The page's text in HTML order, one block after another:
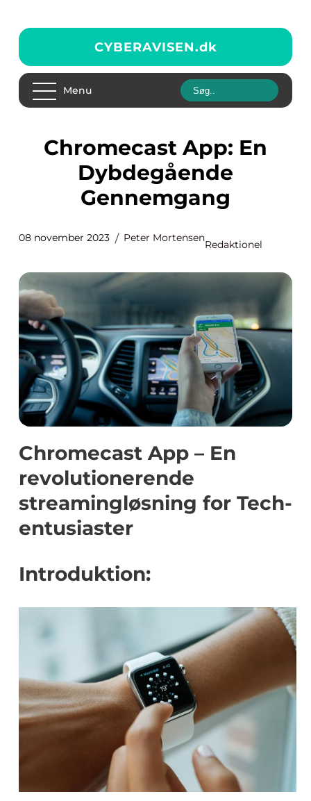
CYBERAVISEN.dk
Menu
Chromecast App: En
Dybdegående
Gennemgang
08 november 2023 Peter Mortensen
Redaktionel
Chromecast App – En
revolutionerende
streamingløsning for Tech-
entusiaster
Introduktion: